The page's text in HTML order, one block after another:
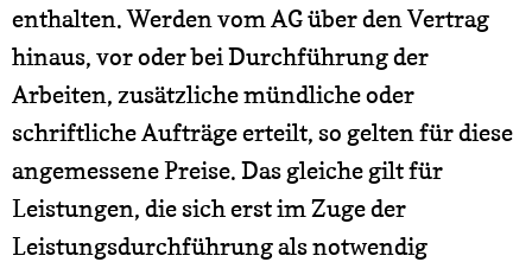
enthalten. Werden vom AG über den Vertrag
hinaus, vor oder bei Durchführung der
Arbeiten, zusätzliche mündliche oder
schriftliche Aufträge erteilt, so gelten für diese
angemessene Preise. Das gleiche gilt für
Leistungen, die sich erst im Zuge der
Leistungsdurchführung als notwendig